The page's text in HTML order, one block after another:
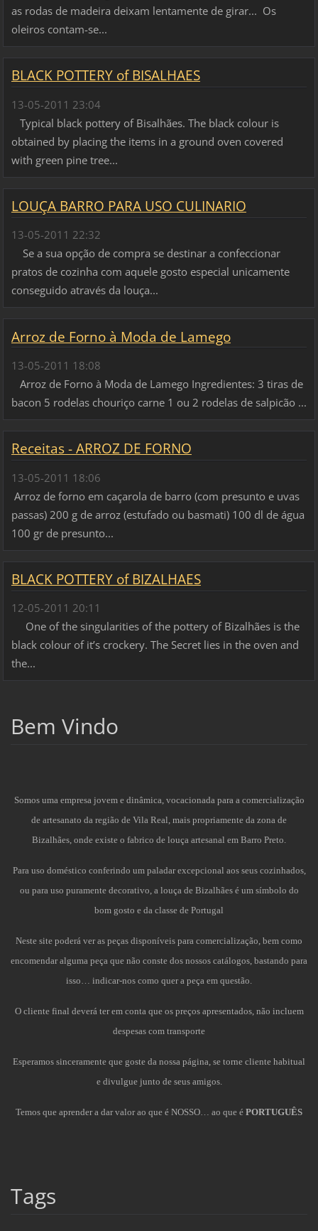
as rodas de madeira deixam lentamente de girar... Os
oleiros contam-se...
BLACK POTTERY of BISALHAES
13-05-2011 23:04
Typical black pottery of Bisalhães. The black colour is
obtained by placing the items in a ground oven covered
with green pine tree...
LOUÇA BARRO PARA USO CULINARIO
13-05-2011 22:32
Se a sua opção de compra se destinar a confeccionar
pratos de cozinha com aquele gosto especial unicamente
conseguido através da louça...
Arroz de Forno à Moda de Lamego
13-05-2011 18:08
Arroz de Forno à Moda de Lamego Ingredientes: 3 tiras de
bacon 5 rodelas chouriço carne 1 ou 2 rodelas de salpicão ...
Receitas - ARROZ DE FORNO
13-05-2011 18:06
Arroz de forno em caçarola de barro (com presunto e uvas
passas) 200 g de arroz (estufado ou basmati) 100 dl de água
100 gr de presunto...
BLACK POTTERY of BIZALHAES
12-05-2011 20:11
One of the singularities of the pottery of Bizalhães is the
black colour of it’s crockery. The Secret lies in the oven and
the...
Bem Vindo
Somos uma empresa jovem e dinâmica, vocacionada para a comercialização
de artesanato da região de Vila Real, mais propriamente da zona de
Bizalhães, onde existe o fabrico de louça artesanal em Barro Preto.
Para uso doméstico conferindo um paladar excepcional aos seus cozinhados,
ou para uso puramente decorativo, a louça de Bizalhães é um símbolo do
bom gosto e da classe de Portugal
Neste site poderá ver as peças disponíveis para comercialização, bem como
encomendar alguma peça que não conste dos nossos catálogos, bastando para
isso… indicar-nos como quer a peça em questão.
O cliente final deverá ter em conta que os preços apresentados, não incluem
despesas com transporte
Esperamos sinceramente que goste da nossa página, se torne cliente habitual
e divulgue junto de seus amigos.
Temos que aprender a dar valor ao que é NOSSO… ao que é PORTUGUÊS
Tags